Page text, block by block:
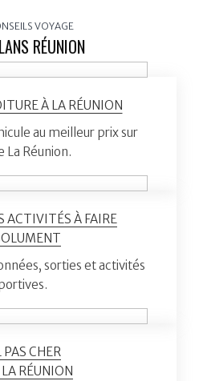
VOYAGE
RÉUNION
À LA RÉUNION
au meilleur prix sur
La Réunion.
ACTIVITÉS À FAIRE
sorties et activités
PAS CHER
LA RÉUNION